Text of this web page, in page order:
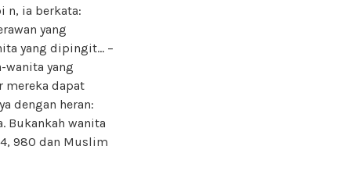
n, ia berkata:
yang
yang dipingit… –
yang
mereka dapat
dengan heran:
Bukankah wanita
980 dan Muslim